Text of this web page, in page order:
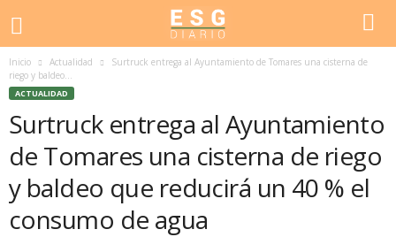
Inicio Actualidad
Surtruck entrega al Ayuntamiento de Tomares una cisterna de
riego y baldeo...
ACTUALIDAD
Surtruck entrega al Ayuntamiento
de Tomares una cisterna de riego
y baldeo que reducirá un 40 % el
consumo de agua